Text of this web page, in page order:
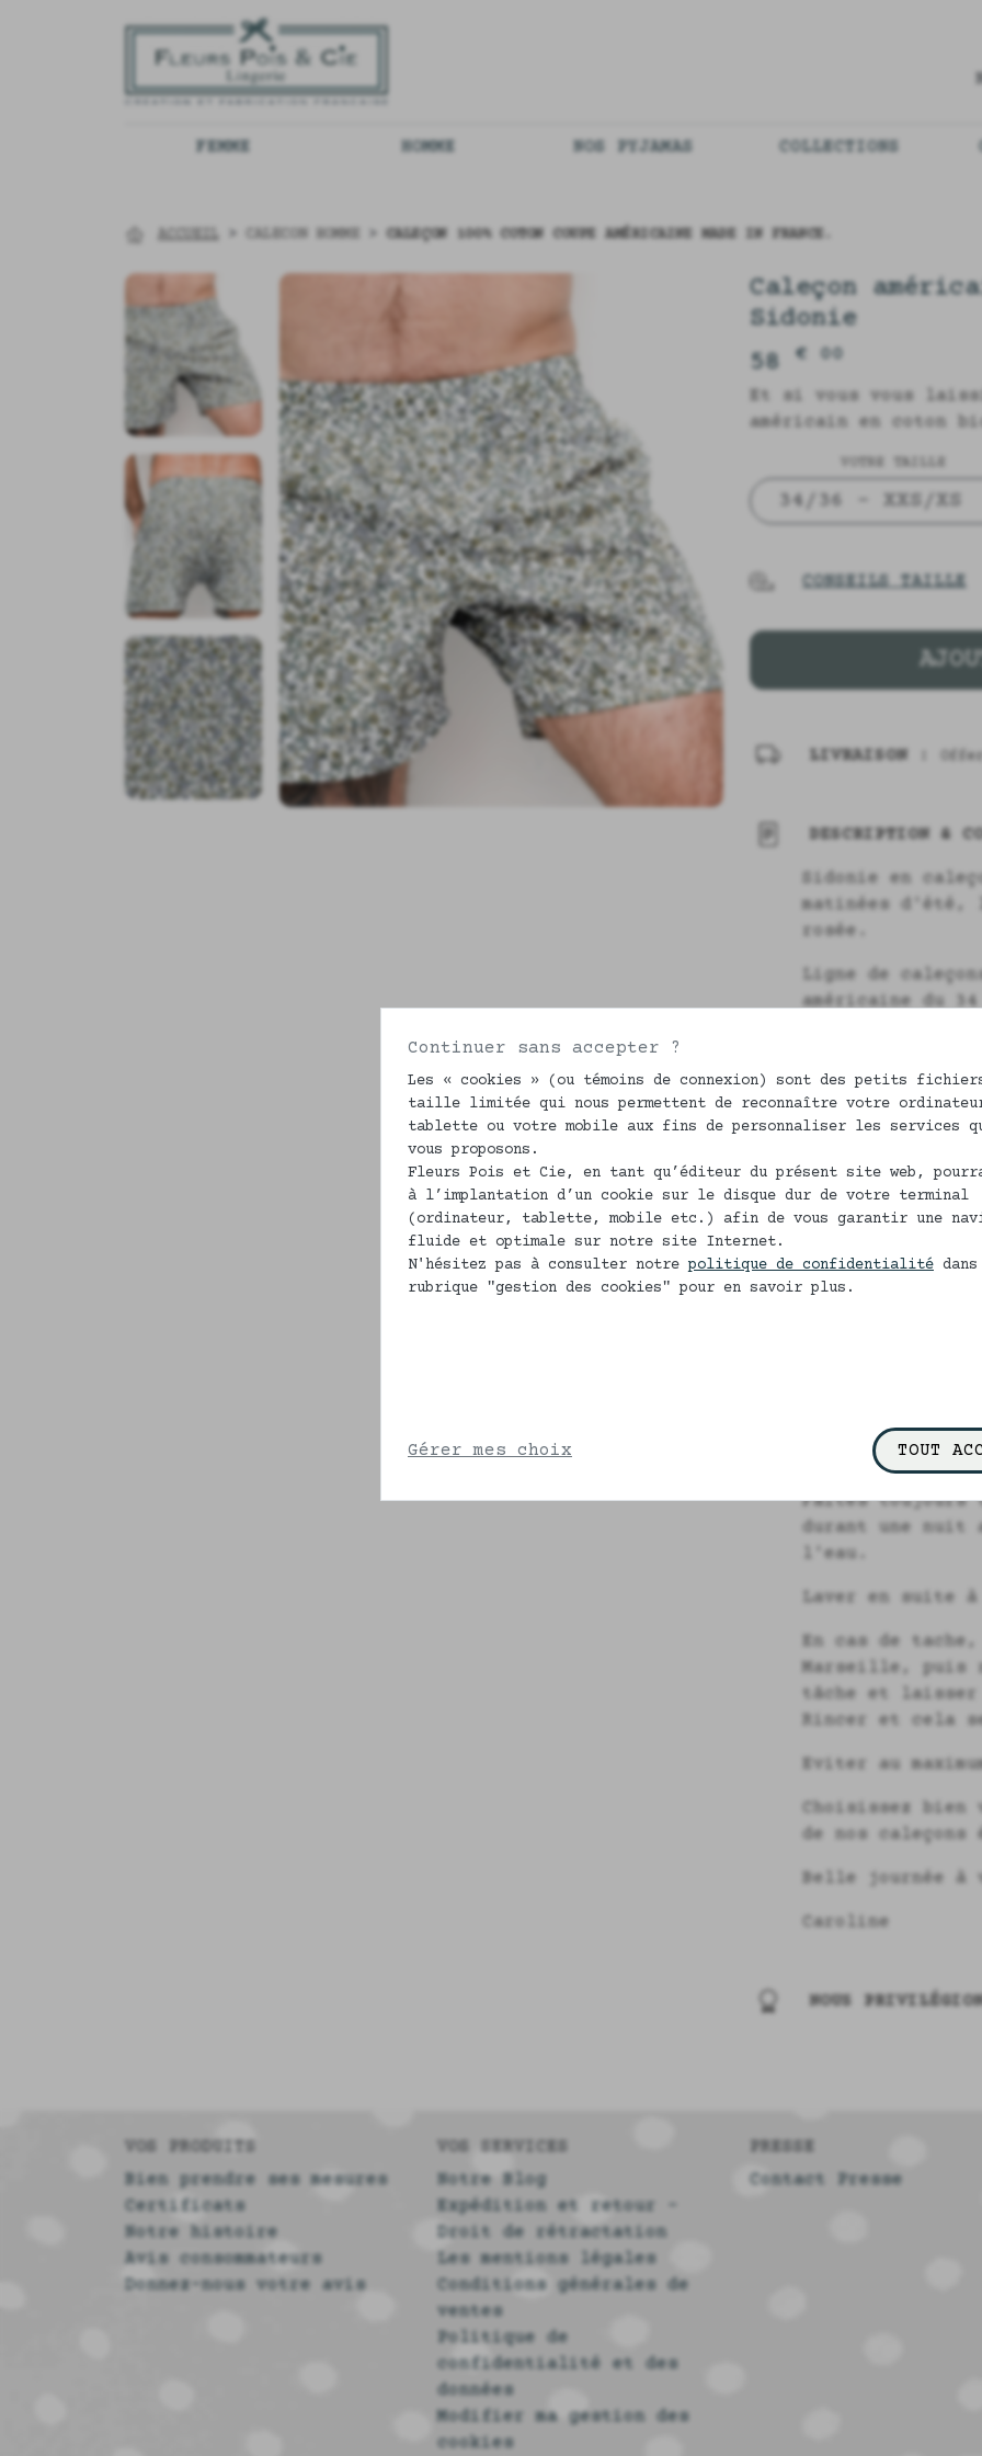
FEMME HOMME NOS PYJAMAS COLLECTIONS
ACCUEIL > CALECON HOMME > CALEÇON 100% COTON COUPE AMÉRICAINE MADE IN FRANCE.
Caleçon
Sidonie
58€ 00
Et si vous vous
américain en coton
34/36 - XXS/XS
CONSEILS TAILLE
LIVRAISON :
DESCRIPTION &
Sidonie en
matinées d'été,
rosée.
Ligne de
américaine du
écologique et
qui ont
d'originalité.
La coupe
les pantalons,
sera plus
Caleçon homme
Fausse braguette
Du 48 au 54 nos
ENTRETIEN ET
Faites toujours
durant une nuit
l'eau.
Laver en suite à
En cas de
Marseille, puis
tâche et
Rincer et cela
Eviter au
Choisissez
de nos caleçons
Belle journée à
Caroline
NOUS
Continuer sans accepter ?
Les « cookies » (ou témoins de connexion) sont des petits
taille limitée qui nous permettent de reconnaître votre
tablette ou votre mobile aux fins de personnaliser les services
vous proposons.
Fleurs Pois et Cie, en tant qu’éditeur du présent site web,
à l’implantation d’un cookie sur le disque dur de votre terminal
(ordinateur, tablette, mobile etc.) afin de vous garantir une
fluide et optimale sur notre site Internet.
N'hésitez pas à consulter notre politique de confidentialité
rubrique "gestion des cookies" pour en savoir plus.
Gérer mes choix TOUT
VOS PRODUITS
Bien prendre ses mesures
Certificats
Notre histoire
Avis consommateurs
Donnez-nous votre avis
VOS SERVICES
Notre Blog
Expédition et retour -
Droit de rétractation
Les mentions légales
Conditions générales de
ventes
Politique de
confidentialité et des
données
Modifier ma gestion des
cookies
PRESSE
Contact Presse